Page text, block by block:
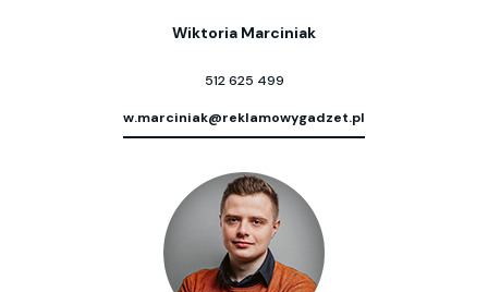
Wiktoria Marciniak
512 625 499
w.marciniak@reklamowygadzet.pl